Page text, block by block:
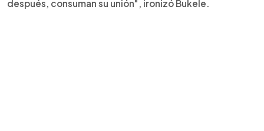
después, consuman su unión", ironizó Bukele.